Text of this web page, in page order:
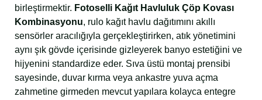
birleştirmektir. Fotoselli Kağıt Havluluk Çöp Kovası
Kombinasyonu, rulo kağıt havlu dağıtımını akıllı
sensörler aracılığıyla gerçekleştirirken, atık yönetimini
aynı şık gövde içerisinde gizleyerek banyo estetiğini ve
hijyenini standardize eder. Sıva üstü montaj prensibi
sayesinde, duvar kırma veya ankastre yuva açma
zahmetine girmeden mevcut yapılara kolayca entegre